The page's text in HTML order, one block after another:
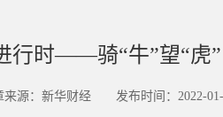
行时——骑“牛”望“虎”
来源：新华财经 发布时间：2022-